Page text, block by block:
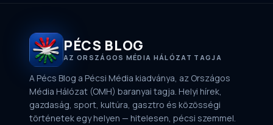
PÉCS BLOG
AZ ORSZÁGOS MÉDIA HÁLÓZAT TAGJA
A Pécs Blog a Pécsi Média kiadványa, az Országos
Média Hálózat (OMH) baranyai tagja. Helyi hírek,
gazdaság, sport, kultúra, gasztro és közösségi
történetek egy helyen — hitelesen, pécsi szemmel.